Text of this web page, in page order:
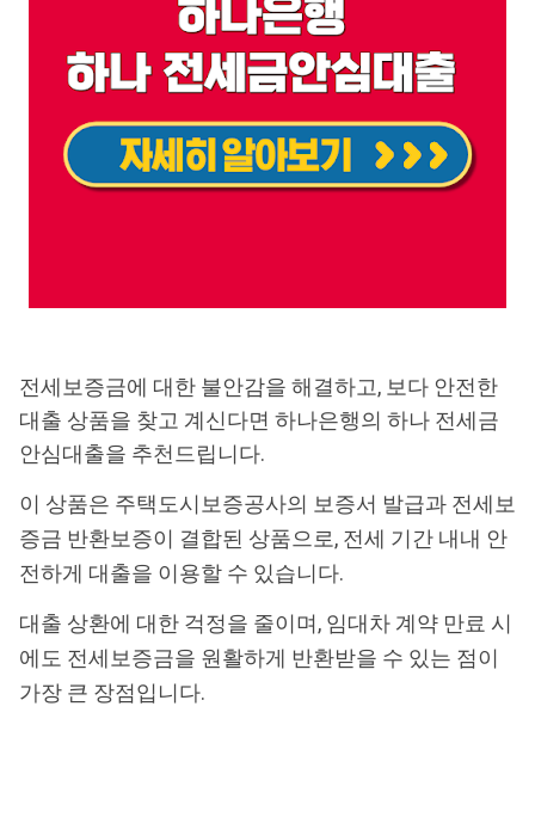
전세보증금에 대한 불안감을 해결하고, 보다 안전한
대출 상품을 찾고 계신다면 하나은행의 하나 전세금
안심대출을 추천드립니다.
이 상품은 주택도시보증공사의 보증서 발급과 전세보
증금 반환보증이 결합된 상품으로, 전세 기간 내내 안
전하게 대출을 이용할 수 있습니다.
대출 상환에 대한 걱정을 줄이며, 임대차 계약 만료 시
에도 전세보증금을 원활하게 반환받을 수 있는 점이
가장 큰 장점입니다.